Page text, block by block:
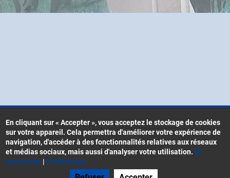
Menu
Pied
Contacts
CGU
Mentions légales
En cliquant sur « Accepter », vous acceptez le stockage de cookies
sur votre appareil. Cela permettra d'améliorer votre expérience de
navigation, d'accéder à des fonctionnalités relatives aux réseaux
et médias sociaux, mais aussi d'analyser votre utilisation. En
savoir plus | Préférences